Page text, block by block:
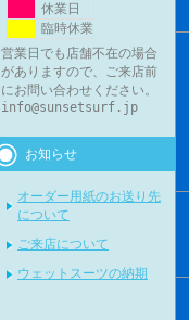
休業日
臨時休業
営業日でも店舗不在の場合
がありますので、ご来店前
にお問い合わせください。
info@sunsetsurf.jp
お知らせ
オーダー用紙のお送り先
について
ご来店について
ウェットスーツの納期